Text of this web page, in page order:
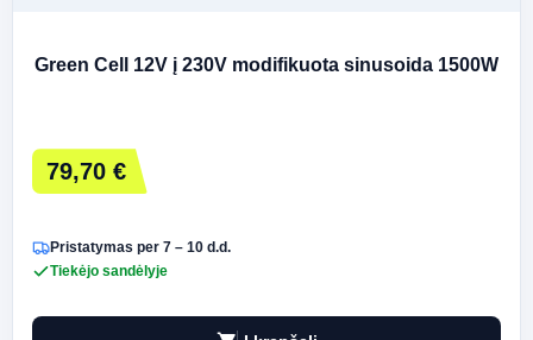
Green Cell 12V į 230V modifikuota sinusoida 1500W
79,70 €
Pristatymas per 7 – 10 d.d.
Tiekėjo sandėlyje